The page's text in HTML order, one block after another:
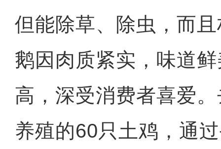
但能除草、除虫，而
鹅因肉质紧实，味道
高，深受消费者喜爱
养殖的60只土鸡，通